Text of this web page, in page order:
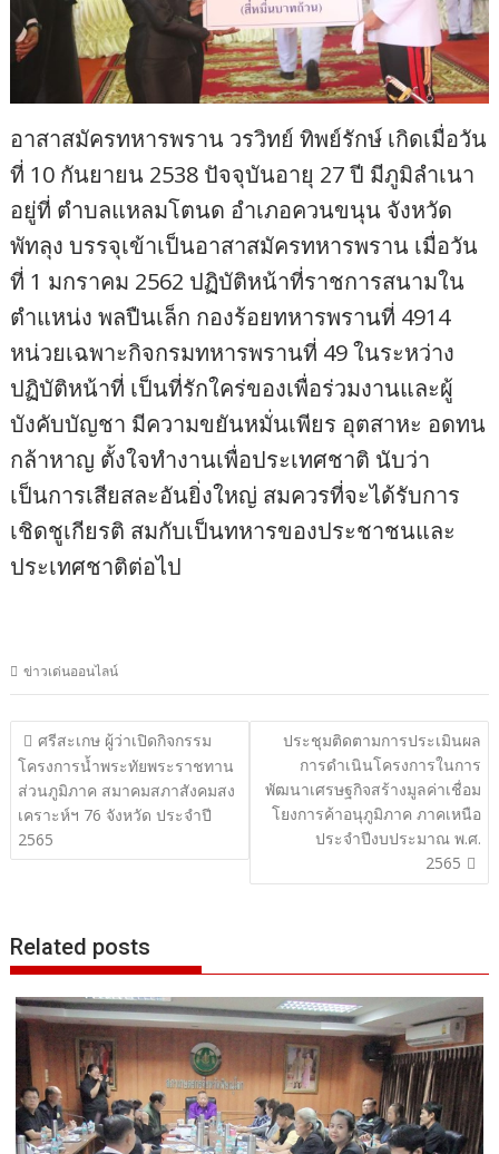
อาสาสมัครทหารพราน วรวิทย์ ทิพย์รักษ์ เกิดเมื่อวัน
ที่ 10 กันยายน 2538 ปัจจุบันอายุ 27 ปี มีภูมิลำเนา
อยู่ที่ ตำบลแหลมโตนด อำเภอควนขนุน จังหวัด
พัทลุง บรรจุเข้าเป็นอาสาสมัครทหารพราน เมื่อวัน
ที่ 1 มกราคม 2562 ปฏิบัติหน้าที่ราชการสนามใน
ตำแหน่ง พลปืนเล็ก กองร้อยทหารพรานที่ 4914
หน่วยเฉพาะกิจกรมทหารพรานที่ 49 ในระหว่าง
ปฏิบัติหน้าที่ เป็นที่รักใคร่ของเพื่อร่วมงานและผู้
บังคับบัญชา มีความขยันหมั่นเพียร อุตสาหะ อดทน
กล้าหาญ ตั้งใจทำงานเพื่อประเทศชาติ นับว่า
เป็นการเสียสละอันยิ่งใหญ่ สมควรที่จะได้รับการ
เชิดชูเกียรติ สมกับเป็นทหารของประชาชนและ
ประเทศชาติต่อไป
ข่าวเด่นออนไลน์
แนะแนว
เรื่อง
ศรีสะเกษ ผู้ว่าเปิดกิจกรรม
โครงการน้ำพระทัยพระราชทาน
ส่วนภูมิภาค สมาคมสภาสังคมสง
เคราะห์ฯ 76 จังหวัด ประจำปี
2565
ประชุมติดตามการประเมินผล
การดำเนินโครงการในการ
พัฒนาเศรษฐกิจสร้างมูลค่าเชื่อม
โยงการค้าอนุภูมิภาค ภาคเหนือ
ประจำปีงบประมาณ พ.ศ.
2565
Related posts